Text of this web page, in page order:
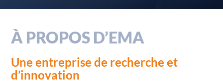
À PROPOS D’EMA
Une entreprise de recherche et
d’innovation